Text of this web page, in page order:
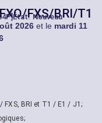
FXS/BRI/T1
État: Nouveau
2026et le mardi 11
FXS, BRI et T1 / E1 / J1;